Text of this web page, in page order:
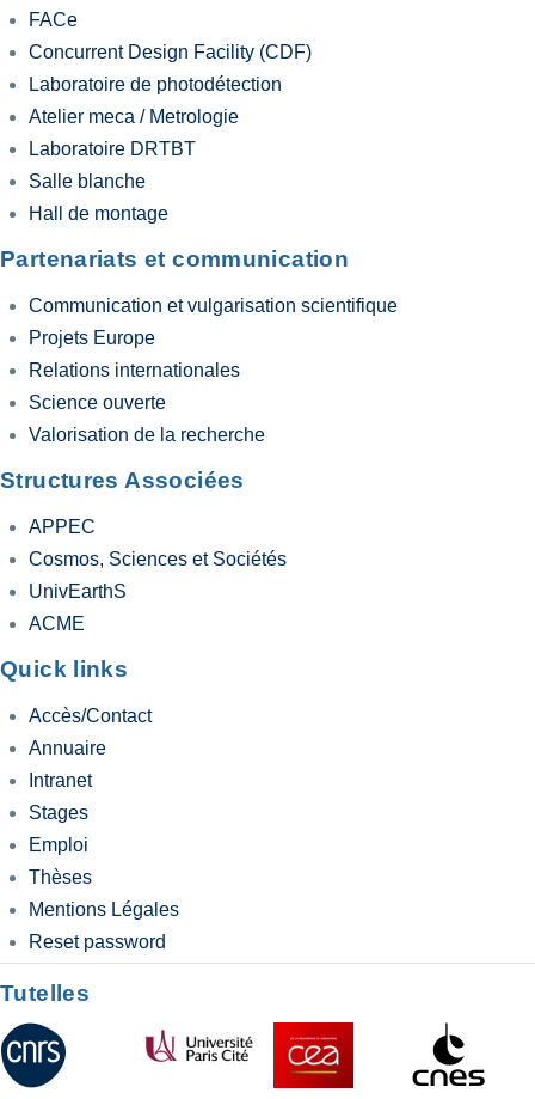
FACe
Concurrent Design Facility (CDF)
Laboratoire de photodétection
Atelier meca / Metrologie
Laboratoire DRTBT
Salle blanche
Hall de montage
Partenariats et communication
Communication et vulgarisation scientifique
Projets Europe
Relations internationales
Science ouverte
Valorisation de la recherche
Structures Associées
APPEC
Cosmos, Sciences et Sociétés
UnivEarthS
ACME
Quick links
Accès/Contact
Annuaire
Intranet
Stages
Emploi
Thèses
Mentions Légales
Reset password
Tutelles